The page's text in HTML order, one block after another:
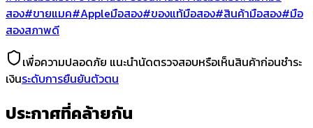
สอง#ขายแมค#Appleมือสอง#ของแท้มือสอง#สินค้ามือสอง#มือ
สองสภาพดี
เพื่อความปลอดภัย แนะนำนัดตรวจสอบหรือเห็นสินค้าก่อนชำระ
เงินระดับการยืนยันตัวตน
ประกาศที่คล้ายกัน